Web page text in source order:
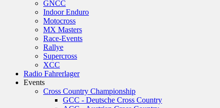
GNCC
Indoor Enduro
Motocross
MX Masters
Race-Events
Rallye
Supercross
XCC
Radio Fahrerlager
Events
Cross Country Championship
GCC - Deutsche Cross Country